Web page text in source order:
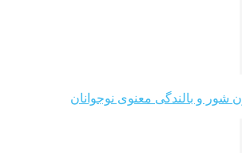
شور و بالندگی معنوی نوجوانان